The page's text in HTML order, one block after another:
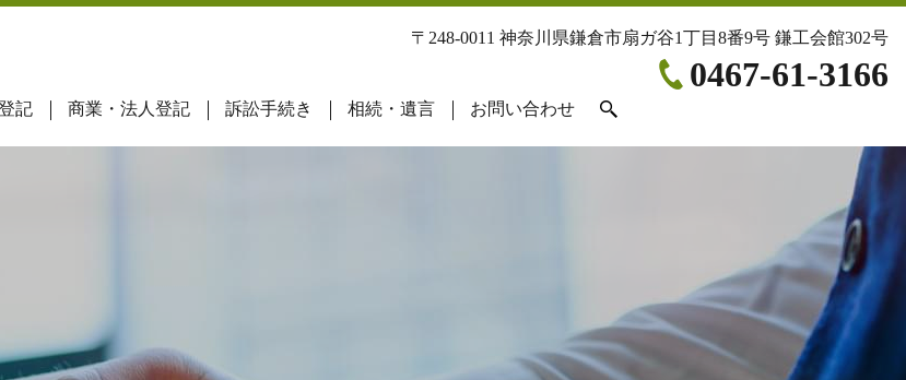
〒248-0011 神奈川県鎌倉市扇ガ谷1丁目8番9号 鎌工会館302号
0467-61-3166
記 商業・法人登記 訴訟手続き 相続・遺言 お問い合わせ